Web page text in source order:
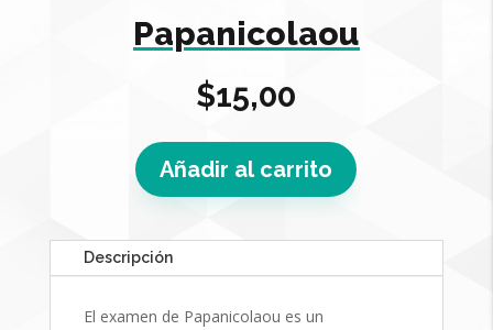
Papanicolaou
$15,00
Añadir al carrito
Descripción
El examen de Papanicolaou es un